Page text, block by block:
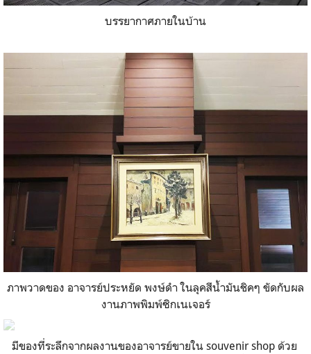
บรรยากาศภายในบ้าน
ภาพวาดของ อาจารย์ประหยัด พงษ์ดำ ในลุคสีน้ำมันชิคๆ ขัดกับผล
งานภาพพิมพ์ซิกเนเจอร์
มีของที่ระลึกจากผลงานของอาจารย์ขายใน souvenir shop ด้วย